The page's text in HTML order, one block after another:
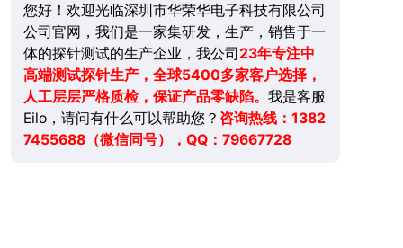
您好！欢迎光临深圳市华荣华电子科技有限公司
公司官网，我们是一家集研发，生产，销售于一
体的探针测试的生产企业，我公司23年专注中
高端测试探针生产，全球5400多家客户选择，
人工层层严格质检，保证产品零缺陷。 我是客服
Eilo，请问有什么可以帮助您？ 咨询热线：1382
7455688（微信同号），QQ：79667728